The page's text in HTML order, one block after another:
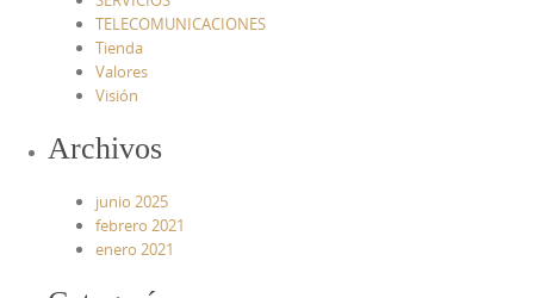
TELECOMUNICACIONES
Tienda
Valores
Visión
Archivos
junio 2025
febrero 2021
enero 2021